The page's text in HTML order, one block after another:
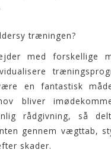
træningen?
med forskellige
en fantastisk
bliver
rådgivning, så
gennem vægttab,
skader.